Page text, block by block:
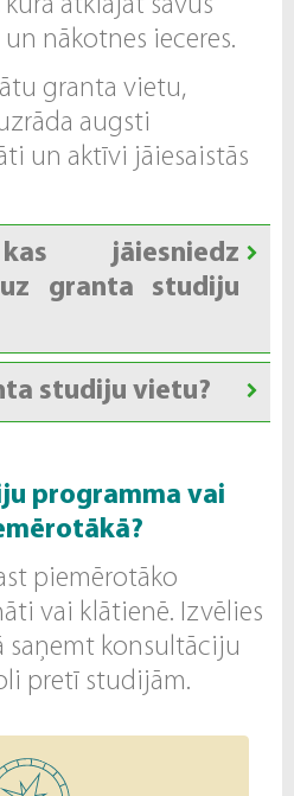
atklājat savus
nākotnes ieceres.
granta vietu,
augsti
un aktīvi jāiesaistās
jāiesniedz
granta studiju
studiju vietu?
programma vai
piemērotāko
vai klātienē. Izvēlies
saņemt konsultāciju
pretī studijām.